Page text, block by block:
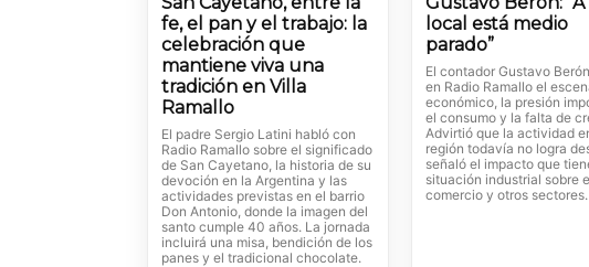
fe, el pan y el trabajo: la
celebración que
mantiene viva una
tradición en Villa
Ramallo
El padre Sergio Latini habló con
Radio Ramallo sobre el significado
de San Cayetano, la historia de su
devoción en la Argentina y las
actividades previstas en el barrio
Don Antonio, donde la imagen del
santo cumple 40 años. La jornada
incluirá una misa, bendición de los
panes y el tradicional chocolate.
local está medio
parado”
El contador Gustavo
en Radio Ramallo el
económico, la presión
el consumo y la falta de
Advirtió que la actividad
región todavía no logra
señaló el impacto que
situación industrial sobre
comercio y otros sectores.